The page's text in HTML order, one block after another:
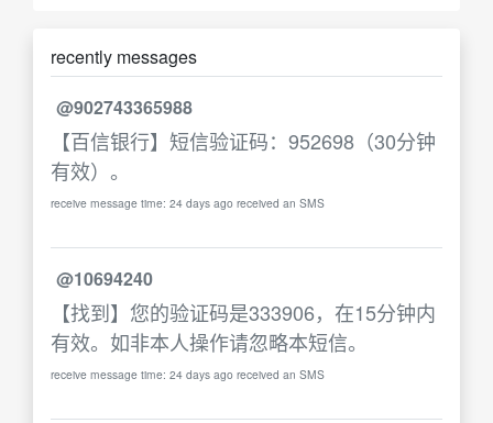
recently messages
@902743365988
【百信银行】短信验证码：952698（30分钟
有效）。
receive message time: 24 days ago received an SMS
@10694240
【找到】您的验证码是333906，在15分钟内
有效。如非本人操作请忽略本短信。
receive message time: 24 days ago received an SMS